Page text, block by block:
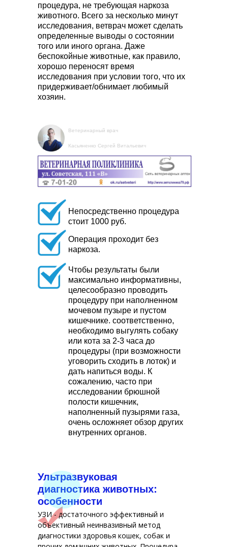
Касьяненко Сергей Витальевич
процедура, не требующая наркоза
животного. Всего за несколько минут
исследования, ветврач может сделать
определенные выводы о состоянии
того или иного органа. Даже
беспокойные животные, как правило,
хорошо переносят время
исследования при условии того, что их
придерживает/обнимает любимый
хозяин.
Ветеринарный врач
Непосредственно процедура
стоит 1000 руб.
Операция проходит без
наркоза.
Чтобы результаты были
максимально информативны,
целесообразно проводить
процедуру при наполненном
мочевом пузыре и пустом
кишечнике. соответственно,
необходимо выгулять собаку
или кота за 2-3 часа до
процедуры (при возможности
уговорить сходить в лоток) и
дать напиться воды. К
сожалению, часто при
исследовании брюшной
полости кишечник,
наполненный пузырями газа,
очень осложняет обзор других
внутренних органов.
Ультразвуковая
диагностика животных:
особенности
УЗИ - достаточного эффективный и
объективный неинвазивный метод
диагностики здоровья кошек, собак и